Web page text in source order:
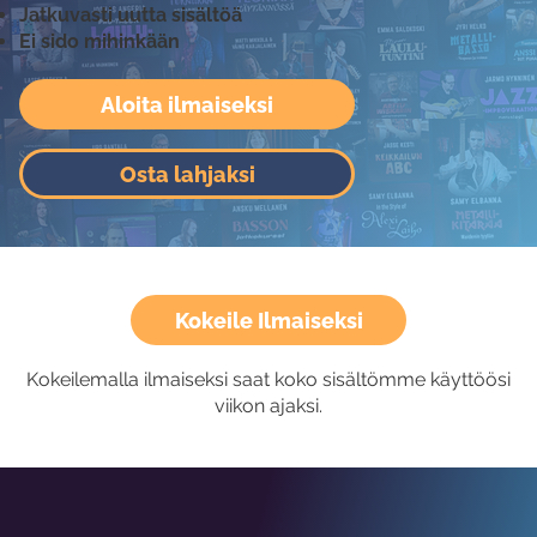
Aloita ilmaiseksi
Osta lahjaksi
Jatkuvasti uutta sisältöä
Ei sido mihinkään
Kokeile Ilmaiseksi
Kokeilemalla ilmaiseksi saat koko sisältömme käyttöösi
viikon ajaksi.